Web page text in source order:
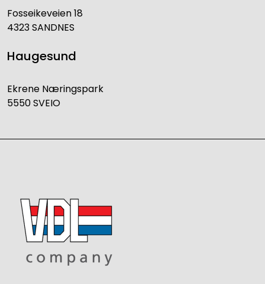
Fosseikeveien 18
4323 SANDNES
Haugesund
Ekrene Næringspark
5550 SVEIO